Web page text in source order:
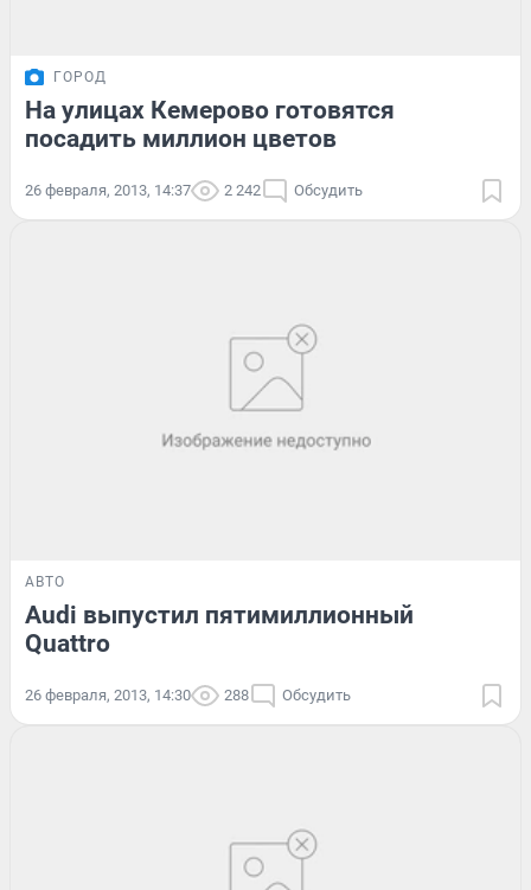
ГОРОД
На улицах Кемерово готовятся
посадить миллион цветов
26 февраля, 2013, 14:37 2 242 Обсудить
АВТО
Audi выпустил пятимиллионный
Quattro
26 февраля, 2013, 14:30 288 Обсудить